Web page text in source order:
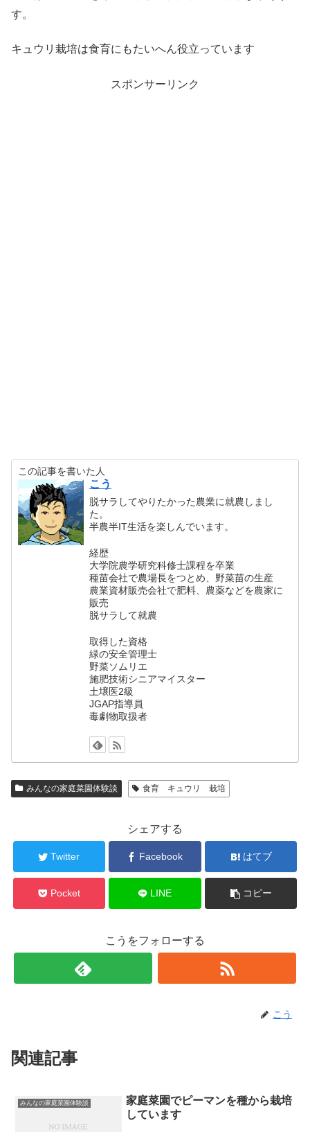
す。
キュウリ栽培は食育にもたいへん役立っています
スポンサーリンク
この記事を書いた人
こう
脱サラしてやりたかった農業に就農しまし
た。
半農半IT生活を楽しんでいます。
経歴
大学院農学研究科修士課程を卒業
種苗会社で農場長をつとめ、野菜苗の生産
農業資材販売会社で肥料、農薬などを農家に
販売
脱サラして就農
取得した資格
緑の安全管理士
野菜ソムリエ
施肥技術シニアマイスター
土壌医2級
JGAP指導員
毒劇物取扱者
みんなの家庭菜園体験談 食育 キュウリ 栽培
シェアする
Twitter Facebook はてブ
Pocket LINE コピー
こうをフォローする
こう
関連記事
みんなの家庭菜園体験談
家庭菜園でピーマンを種から栽培
しています